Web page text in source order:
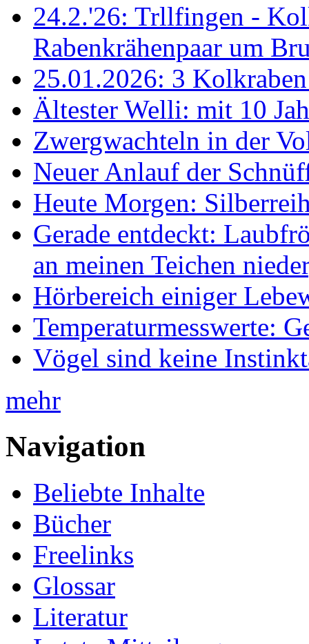
24.2.'26: Trllfingen -
Rabenkrähenpaar um
25.01.2026: 3
Ältester Welli: mit 10
Zwergwachteln in der
Neuer Anlauf der
Heute Morgen:
Gerade entdeckt:
an meinen Teichen
Hörbereich einiger
Temperaturmesswerte:
Vögel sind keine
mehr
Navigation
Beliebte Inhalte
Bücher
Freelinks
Glossar
Literatur